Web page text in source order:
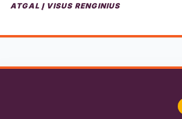
ATGAL Į VISUS RENGINIUS